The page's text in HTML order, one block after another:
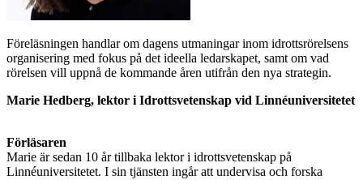
Föreläsningen handlar om dagens utmaningar inom idrottsrörelsens
organisering med fokus på det ideella ledarskapet, samt om vad
rörelsen vill uppnå de kommande åren utifrån den nya strategin.
Marie Hedberg, lektor i Idrottsvetenskap vid Linnéuniversitetet
Förläsaren
Marie är sedan 10 år tillbaka lektor i idrottsvetenskap på
Linnéuniversitetet. I sin tjänsten ingår att undervisa och forska